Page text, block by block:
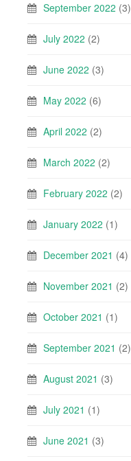
September 2022 (3)
July 2022 (2)
June 2022 (3)
May 2022 (6)
April 2022 (2)
March 2022 (2)
February 2022 (2)
January 2022 (1)
December 2021 (4)
November 2021 (2)
October 2021 (1)
September 2021 (2)
August 2021 (3)
July 2021 (1)
June 2021 (3)